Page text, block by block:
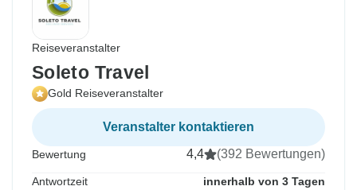
Reiseveranstalter
Soleto Travel
Gold Reiseveranstalter
Veranstalter kontaktieren
Bewertung 4,4 (392 Bewertungen)
Antwortzeit innerhalb von 3 Tagen